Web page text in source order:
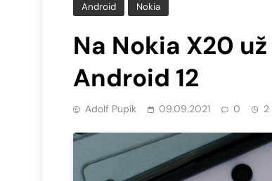
Android Nokia
Na Nokia X20
Android 12
Adolf Pupík 09.09.2021 0 2